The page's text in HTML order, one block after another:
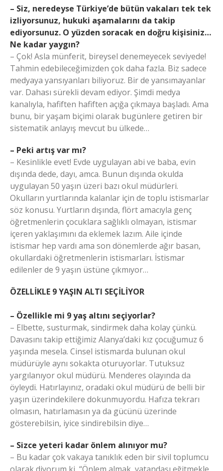
– Siz, neredeyse Türkiye’de bütün vakaları tek tek
izliyorsunuz, hukuki aşamalarını da takip
ediyorsunuz. O yüzden soracak en doğru kişisiniz…
Ne kadar yaygın?
– Çok! Asla münferit, bireysel denemeyecek seviyede!
Tahmin edebileceğimizden çok daha fazla. Biz sadece
medyaya yansıyanları biliyoruz. Bir de yansımayanlar
var. Dahası sürekli devam ediyor. Şimdi medya
kanalıyla, hafiften hafiften açığa çıkmaya başladı. Ama
bunu, bir yaşam biçimi olarak bugünlere getiren bir
sistematik anlayış mevcut bu ülkede…
– Peki artış var mı?
– Kesinlikle evet! Evde uygulayan abi ve baba, evin
dışında dede, dayı, amca. Bunun dışında okulda
uygulayan 50 yaşın üzeri bazı okul müdürleri.
Okulların yurtlarında kalanlar için de toplu istismarlar
söz konusu. Yurtların dışında, flört amacıyla genç
öğretmenlerin çocuklara sağlıklı olmayan, istismar
içeren yaklaşımını da eklemek lazım. Aile içinde
istismar hep vardı ama son dönemlerde ağır basan,
okullardaki öğretmenlerin istismarları. İstismar
edilenler de 9 yaşın üstüne çıkmıyor…
ÖZELLİKLE 9 YAŞIN ALTI SEÇİLİYOR
– Özellikle mi 9 yaş altını seçiyorlar?
– Elbette, susturmak, sindirmek daha kolay çünkü.
Davasını takip ettiğimiz Alanya’daki kız çocuğumuz 6
yaşında mesela. Cinsel istismarda bulunan okul
müdürüyle aynı sokakta oturuyorlar. Tutuksuz
yargılanıyor okul müdürü. Menderes olayında da
öyleydi. Hatırlayınız, oradaki okul müdürü de belli bir
yaşın üzerindekilere dokunmuyordu. Hafıza tekrarı
olmasın, hatırlamasın ya da gücünü üzerinde
gösterebilsin, iyice sindirebilsin diye…
– Sizce yeteri kadar önlem alınıyor mu?
– Bu kadar çok vakaya tanıklık eden bir sivil toplumcu